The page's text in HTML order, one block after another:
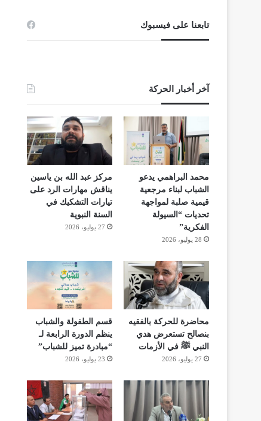
تابعنا على فيسبوك
آخر أخبار الحركة
محمد البراهمي يدعو
الشباب لبناء مرجعية
قيمية صلبة لمواجهة
تحديات “السيولة
الفكرية”
28 يوليو، 2026
مركز عبد الله بن ياسين
يناقش مهارات الرد على
تيارات التشكيك في
السنة النبوية
27 يوليو، 2026
محاضرة للحركة بالفقيه
بنصالح تستعرض هدي
النبي ﷺ في الأزمات
27 يوليو، 2026
قسم الطفولة والشباب
ينظم الدورة الرابعة لـ
“مبادرة تميز للشباب”
23 يوليو، 2026